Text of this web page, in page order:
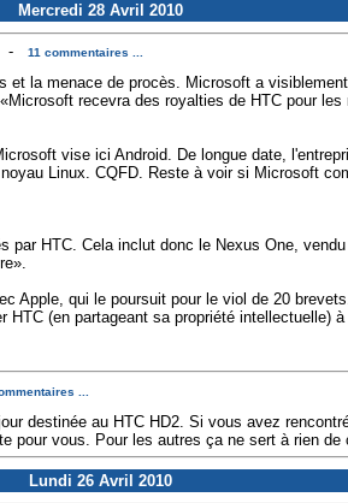
Mercredi 28 Avril 2010
-
11 commentaires ...
et la menace de procès. Microsoft a
recevra des royalties de HTC pour
vise ici Android. De longue date,
Linux. CQFD. Reste à voir si Microsoft
par HTC. Cela inclut donc le Nexus One,
Apple, qui le poursuit pour le viol de 20
(en partageant sa propriété intellectuelle)
...
destinée au HTC HD2. Si vous avez
pour vous. Pour les autres ça ne sert à rien de
Lundi 26 Avril 2010